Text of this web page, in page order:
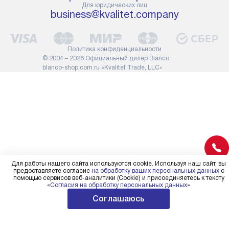
сотрудники транспортной
службы не имеют права
или другие выступающие
элементы, так как это может
повлиять на гарантийное
обслуживание в будущем.
расходных
требуется
Для юридических лиц
business@kvalitet.company
© 2004 – 2026 Официальный дилер Blanco
blanco-shop.com.ru «Kvalitet Trade, LLC»
Политика конфиденциальности
Для работы нашего сайта используются cookie. Используя наш сайт, вы
предоставляете согласие на обработку ваших персональных данныхс
помощью сервисов веб-аналитики (Cookie) и присоединяетесь к тексту
«Согласия на обработку персональных данных»
Соглашаюсь